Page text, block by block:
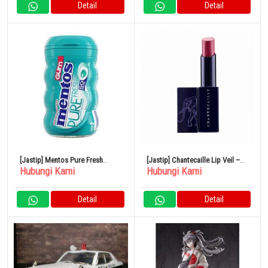
Detail Detail
[Jastip] Mentos Pure Fresh
Sugar-Free Chewing Gum with
Hubungi Kami
Detail
[Jastip] Chantecaille Lip Veil –
No.Iris 2.5g
Hubungi Kami
Detail